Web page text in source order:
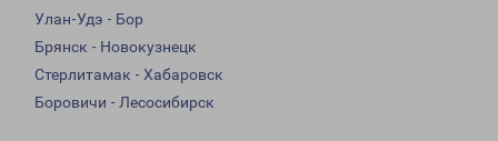
Улан-Удэ - Бор
Брянск - Новокузнецк
Стерлитамак - Хабаровск
Боровичи - Лесосибирск